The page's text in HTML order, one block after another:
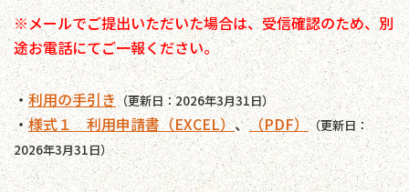
※メールでご提出いただいた場合は、受信確認のため、別
途お電話にてご一報ください。
・利用の手引き（更新日：2026年3月31日）
・様式１ 利用申請書（EXCEL）、（PDF）（更新日：
2026年3月31日）